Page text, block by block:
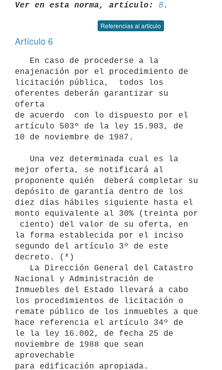
Ver en esta norma, artículo: 8
Referencias al artículo
Artículo 6
enajenación por el procedimiento de
licitación pública,  todos los
oferentes deberán garantizar su
oferta
de acuerdo  con lo dispuesto por el
artículo 503º de la ley 15.903, de
10 de noviembre de 1987.
mejor oferta, se notificará al
proponente quién  deberá completar su
depósito de garantía dentro de los
diez días hábiles siguiente hasta el
monto equivalente al 30% (treinta por
la forma establecida por el inciso
segundo del artículo 3º de este
decreto. (*)
Nacional y Administración de
Inmuebles del Estado llevará a cabo
los procedimientos de licitación o
remate público de los inmuebles a que
hace referencia el artículo 34º de
le la ley 16.002, de fecha 25 de
noviembre de 1988 que sean
aprovechable
para edificación apropiada.